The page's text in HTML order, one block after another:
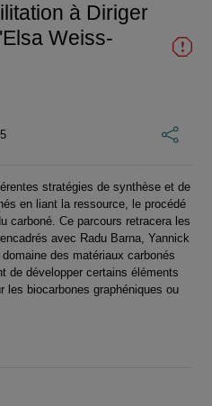
à Diriger
Weiss-
stratégies de synthèse et de
en liant la ressource, le procédé
carboné. Ce parcours retracera les
avec Radu Barna, Yannick
des matériaux carbonés
de développer certains éléments
les biocarbones graphéniques ou